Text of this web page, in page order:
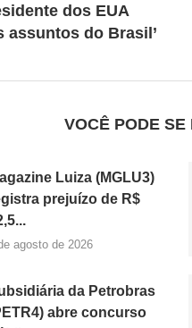
dos EUA
assuntos do Brasil’
VOCÊ PODE SE
Luiza (MGLU3)
prejuízo de R$
agosto de 2026
da Petrobras
abre concurso